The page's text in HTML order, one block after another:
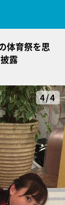
体育祭を思
露
4/4